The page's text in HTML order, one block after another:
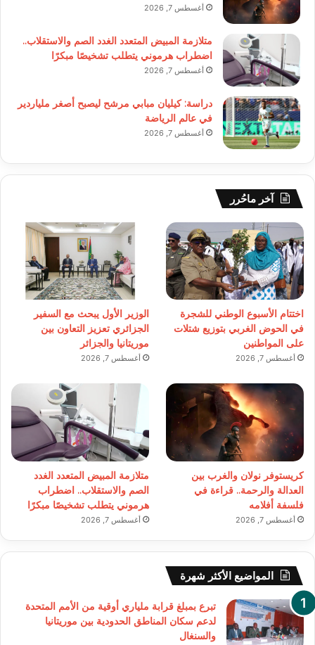
أغسطس 7, 2026
متلازمة المبيض المتعدد الغدد الصم والاستقلاب..
اضطراب هرموني يتطلب تشخيصًا مبكرًا
أغسطس 7, 2026
دراسة: كيليان مبابي مرشح ليصبح أصغر ملياردير
في عالم الرياضة
أغسطس 7, 2026
آخر ماحُرر
اختتام الأسبوع الوطني للشجرة
في الحوض الغربي بتوزيع شتلات
على المواطنين
أغسطس 7, 2026
الوزير الأول يبحث مع السفير
الجزائري تعزيز التعاون بين
موريتانيا والجزائر
أغسطس 7, 2026
كريستوفر نولان والغرب بين
العدالة والرحمة.. قراءة في
فلسفة أفلامه
أغسطس 7, 2026
متلازمة المبيض المتعدد الغدد
الصم والاستقلاب.. اضطراب
هرموني يتطلب تشخيصًا مبكرًا
أغسطس 7, 2026
المواضيع الأكثر شهرة
تبرع بمبلغ قرابة ملياري أوقية من الأمم المتحدة
لدعم سكان المناطق الحدودية بين موريتانيا
والسنغال